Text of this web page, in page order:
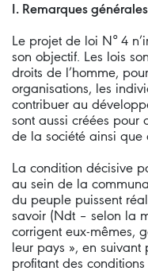
I. Remarques générales
Le projet de loi N° 4
son objectif. Les lois
droits de l’homme,
organisations, les
contribuer au
sont aussi créées pour
de la société ainsi que
La condition décisive
au sein de la
du peuple puissent
savoir (Ndt – selon la
corrigent eux-mêmes,
leur pays », en
profitant des